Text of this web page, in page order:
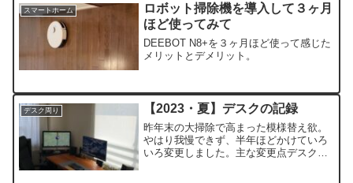
スマートホーム
ロボット掃除機を導入して３ヶ月
ほど使ってみて
DEEBOT N8+を３ヶ月ほど使って感じた
メリットとデメリット。
デスク周り 【2023・夏】デスクの記録
昨年末の大掃除で高まった模様替え欲。
やはり我慢できず、半年ほどかけていろ
いろ変更しました。主な変更点デスクの